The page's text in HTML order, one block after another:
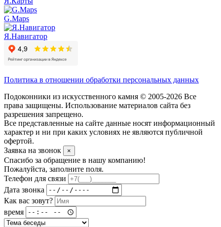
G.Maps
Я.Навигатор
Политика в отношении обработки персональных данных
Подоконники из искусственного камня © 2005-2026 Все
права защищены. Использование материалов сайта без
разрешения запрещено.
Все представленные на сайте данные носят информационный
характер и ни при каких условиях не являются публичной
офертой.
Заявка на звонок
×
Спасибо за обращение в нашу компанию!
Пожалуйста, заполните поля.
Телефон для связи
Дата звонка
Как вас зовут?
время